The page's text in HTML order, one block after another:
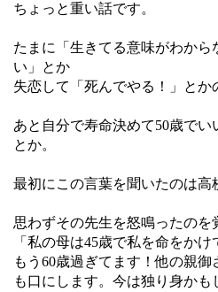
ちょっと重い話です。
たまに「生きてる意味がわから
い」とか
失恋して「死んでやる！」とか
あと自分で寿命決めて50歳でい
とか。
最初にこの言葉を聞いたのは高
思わずその先生を怒鳴ったのを
「私の母は45歳で私を命をか
もう60歳過ぎてます！他の親
も口にします。今は独り身か